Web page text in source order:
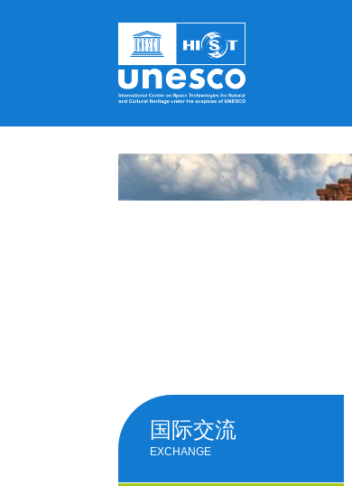
国际交流
EXCHANGE